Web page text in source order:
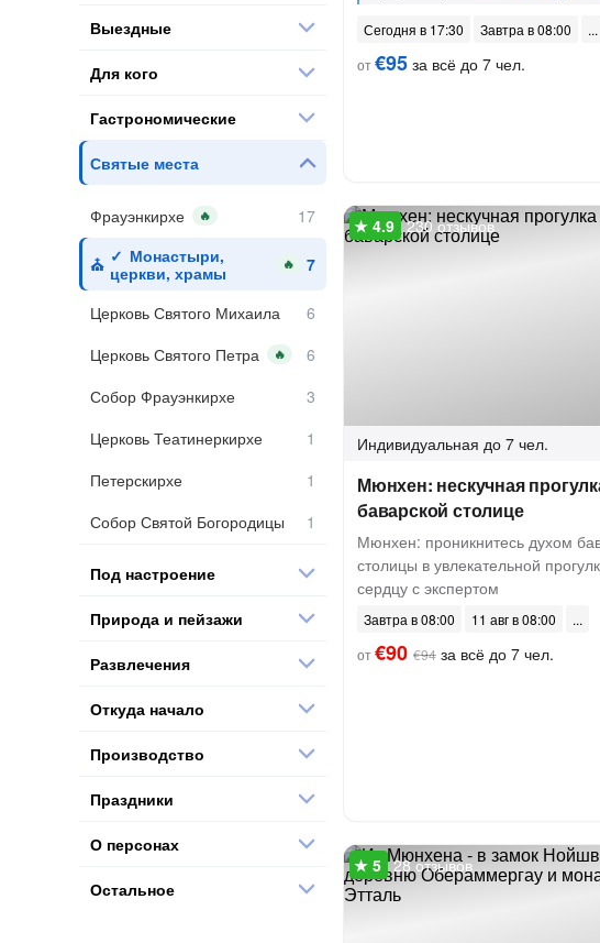
Сегодня в 17:30
Завтра в 08:00
от€95 за всё до 7 чел.
230 отзывов
Индивидуальная до 7 чел.
Мюнхен: нескучная
баварской столице
Мюнхен: проникнитесь духом
столицы в увлекательной
сердцу с экспертом
Завтра в 08:00
11 авг в 08:00
от€90 €94 за всё до 7 чел.
28 отзывов
Выездные
Для кого
Гастрономические
Святые места
Фрауэнкирхе 🔥
Монастыри,
церкви, храмы
🔥
Церковь Святого Михаила
Церковь Святого Петра
🔥
Собор Фрауэнкирхе
Церковь Театинеркирхе
Петерскирхе
Собор Святой Богородицы
Под настроение
Природа и пейзажи
Развлечения
Откуда начало
Производство
Праздники
О персонах
Остальное